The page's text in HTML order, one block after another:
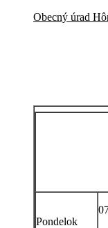
Obecný úrad
Pondelok